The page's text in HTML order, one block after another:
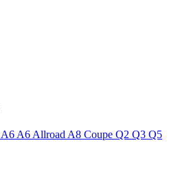
A6 A6 Allroad A8 Coupe Q2 Q3 Q5